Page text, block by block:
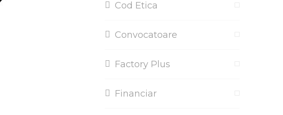
Cod Etica
Convocatoare
Factory Plus
Financiar